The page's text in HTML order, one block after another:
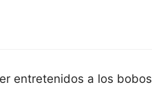
entretenidos a los bobos